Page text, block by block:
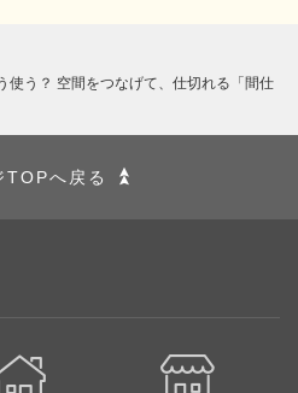
使う？ 空間をつなげて、仕切れる「間仕
TOPへ戻る